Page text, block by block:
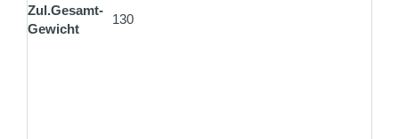
Zul.Gesamt-
Gewicht
130